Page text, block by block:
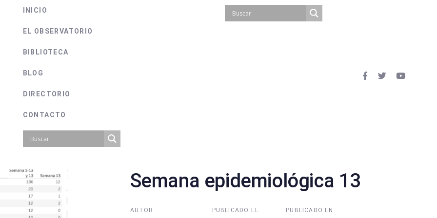
INICIO
EL OBSERVATORIO
BIBLIOTECA
BLOG
DIRECTORIO
CONTACTO
Semana epidemiológica 13
AUTOR: PUBLICADO EL: PUBLICADO EN: